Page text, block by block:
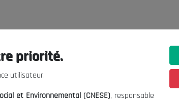
contact@cnese.dz
priorité.
utilisateur.
et Environnemental (CNESE), responsable